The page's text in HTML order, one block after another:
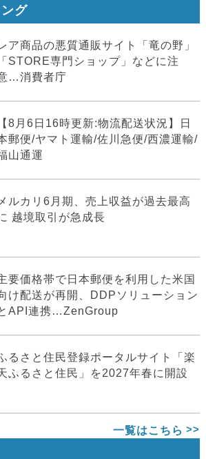
グ
ア商品の悪質通販サイト「竜の野」
「STORE専門ショップ」などに注
…消費者庁
【8月6日16時更新:物流配送状況】日
郵便/ヤマト運輸/佐川急便/西濃運輸/
山通運
メルカリ6月期、売上収益が過去最高
越境取引が急成長
要価格帯で日本郵便を利用した米国
け配送が再開、DDPソリューション
API連携…ZenGroup
るさと住民登録ポータルサイト「楽
ふるさと住民」を2027年春に開設
一覧はこちら